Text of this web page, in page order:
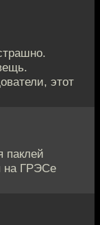
этот
паклей
на ГРЭСе